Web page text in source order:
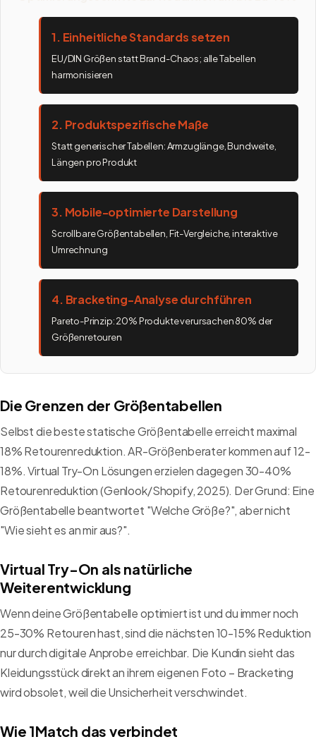
1. Einheitliche Standards setzen
EU/DIN Größen statt Brand-Chaos; alle Tabellen
harmonisieren
2. Produktspezifische Maße
Statt generischer Tabellen: Armzuglänge, Bundweite,
Längen pro Produkt
3. Mobile-optimierte Darstellung
Scrollbare Größentabellen, Fit-Vergleiche, interaktive
Umrechnung
4. Bracketing-Analyse durchführen
Pareto-Prinzip: 20% Produkte verursachen 80% der
Größenretouren
Die Grenzen der Größentabellen
Selbst die beste statische Größentabelle erreicht maximal
18% Retourenreduktion. AR-Größenberater kommen auf 12-
18%. Virtual Try-On Lösungen erzielen dagegen 30-40%
Retourenreduktion (Genlook/Shopify, 2025). Der Grund: Eine
Größentabelle beantwortet "Welche Größe?", aber nicht
"Wie sieht es an mir aus?".
Virtual Try-On als natürliche
Weiterentwicklung
Wenn deine Größentabelle optimiert ist und du immer noch
25-30% Retouren hast, sind die nächsten 10-15% Reduktion
nur durch digitale Anprobe erreichbar. Die Kundin sieht das
Kleidungsstück direkt an ihrem eigenen Foto – Bracketing
wird obsolet, weil die Unsicherheit verschwindet.
Wie 1Match das verbindet